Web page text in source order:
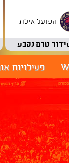
הפועל אילת
טרם נקבע
פעילויות